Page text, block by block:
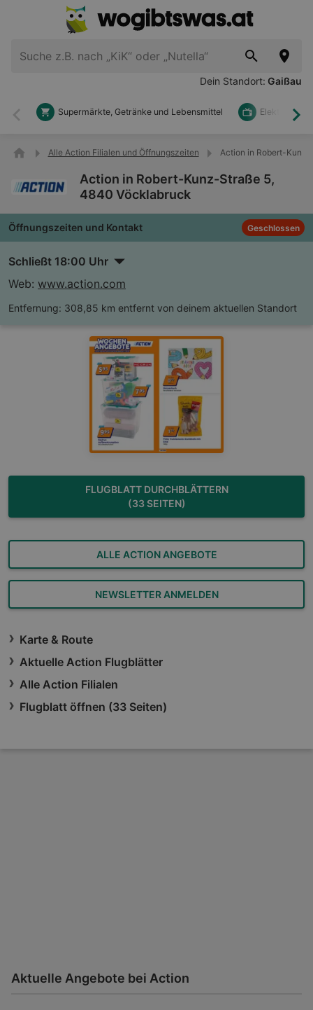
Dein Standort: Gaißau
Zurück
Supermärkte, Getränke und Lebensmittel Elektronik
Alle Action Filialen und Öffnungszeiten Action in Robert-
Action in Robert-Kunz-Straße 5,
4840 Vöcklabruck
Öffnungszeiten und Kontakt Geschlossen
Schließt 18:00 Uhr
Web: www.action.com
Entfernung: 308,85 km entfernt von deinem aktuellen Standort
FLUGBLATT DURCHBLÄTTERN
(33 SEITEN)
ALLE ACTION ANGEBOTE
NEWSLETTER ANMELDEN
Karte & Route
Aktuelle Action Flugblätter
Alle Action Filialen
Flugblatt öffnen (33 Seiten)
Aktuelle Angebote bei Action